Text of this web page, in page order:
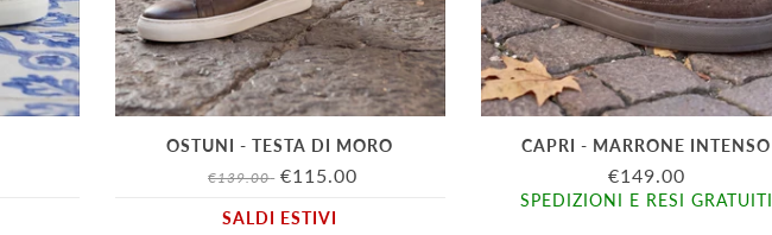
OSTUNI - TESTA DI MORO
€139.00 €115.00
SALDI ESTIVI
CAPRI - MARRONE INTENSO
€149.00
SPEDIZIONI E RESI GRATUITI